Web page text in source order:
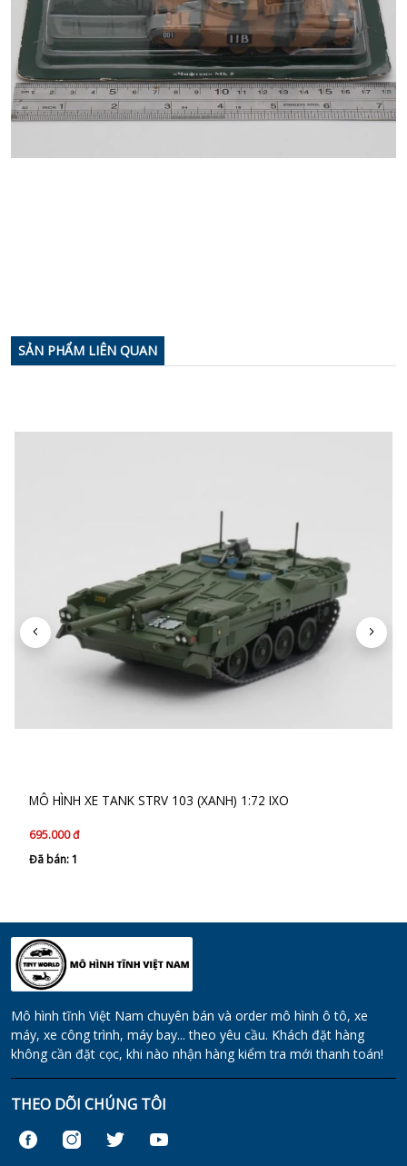
SẢN PHẨM LIÊN QUAN
MÔ HÌNH XE TANK STRV 103 (XANH) 1:72 IXO
695.000 đ
Đã bán: 1
Mô hình tĩnh Việt Nam chuyên bán và order mô hình ô tô, xe
máy, xe công trình, máy bay... theo yêu cầu. Khách đặt hàng
không cần đặt cọc, khi nào nhận hàng kiểm tra mới thanh toán!
THEO DÕI CHÚNG TÔI